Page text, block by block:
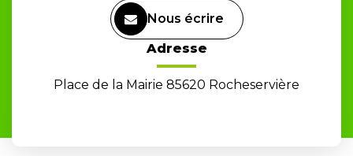
Nous écrire
Adresse
Place de la Mairie 85620 Rocheservière